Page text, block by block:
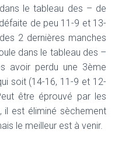
le tableau des – de
de peu 11-9 et 13-
2 dernières manches
dans le tableau des –
avoir perdu une 3ème
soit (14-16, 11-9 et 12-
être éprouvé par les
il est éliminé sèchement
le meilleur est à venir.